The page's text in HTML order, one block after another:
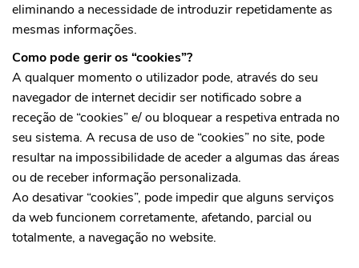
eliminando a necessidade de introduzir repetidamente as
mesmas informações.
Como pode gerir os “cookies”?
A qualquer momento o utilizador pode, através do seu
navegador de internet decidir ser notificado sobre a
receção de “cookies” e/ ou bloquear a respetiva entrada no
seu sistema. A recusa de uso de “cookies” no site, pode
resultar na impossibilidade de aceder a algumas das áreas
ou de receber informação personalizada.
Ao desativar “cookies”, pode impedir que alguns serviços
da web funcionem corretamente, afetando, parcial ou
totalmente, a navegação no website.